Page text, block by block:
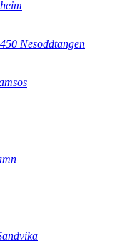
Nesoddtangen